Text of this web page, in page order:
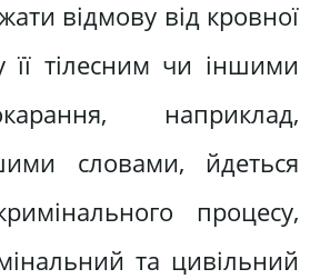
відмову від кровної
її тілесним чи іншими
наприклад,
словами, йдеться
процесу,
та цивільний